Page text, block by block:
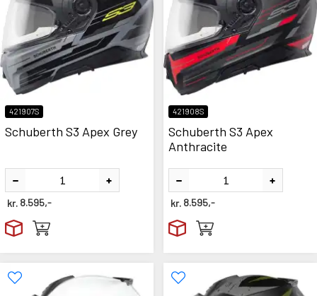
421907S
Schuberth S3 Apex Grey
kr. 8.595,-
421908S
Schuberth S3 Apex
Anthracite
kr. 8.595,-